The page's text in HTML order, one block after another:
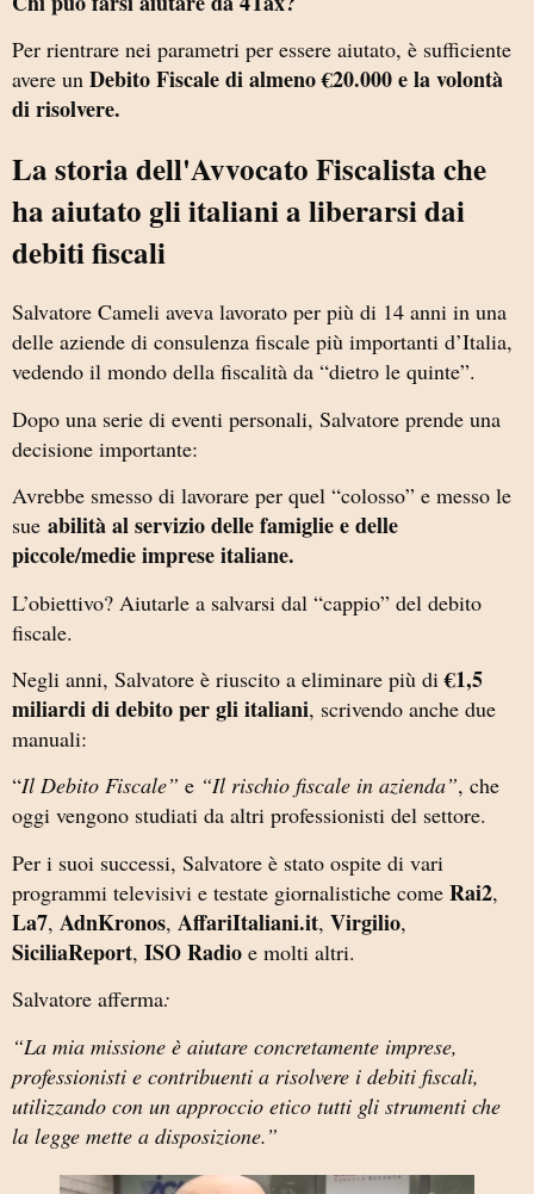
Per rientrare nei parametri per essere aiutato, è sufficiente
avere un Debito Fiscale di almeno €20.000 e la volontà
di risolvere.
La storia dell'Avvocato Fiscalista che
ha aiutato gli italiani a liberarsi dai
debiti fiscali
Salvatore Cameli aveva lavorato per più di 14 anni in una
delle aziende di consulenza fiscale più importanti d’Italia,
vedendo il mondo della fiscalità da “dietro le quinte”.
Dopo una serie di eventi personali, Salvatore prende una
decisione importante:
Avrebbe smesso di lavorare per quel “colosso” e messo le
sue abilità al servizio delle famiglie e delle
piccole/medie imprese italiane.
L’obiettivo? Aiutarle a salvarsi dal “cappio” del debito
fiscale.
Negli anni, Salvatore è riuscito a eliminare più di€1,5
miliardi di debito per gli italiani, scrivendo anche due
manuali:
“Il Debito Fiscale” e “Il rischio fiscale in azienda”, che
oggi vengono studiati da altri professionisti del settore.
Per i suoi successi, Salvatore è stato ospite di vari
programmi televisivi e testate giornalistiche come Rai2,
La7, AdnKronos, AffariItaliani.it, Virgilio,
SiciliaReport, ISO Radio e molti altri.
Salvatore afferma:
“La mia missione è aiutare concretamente imprese,
professionisti e contribuenti a risolvere i debiti fiscali,
utilizzando con un approccio etico tutti gli strumenti che
la legge mette a disposizione.”